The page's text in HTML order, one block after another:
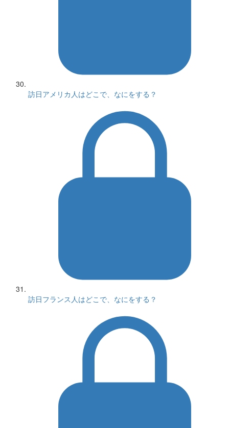
訪日アメリカ人はどこで、なにをする？
訪日フランス人はどこで、なにをする？